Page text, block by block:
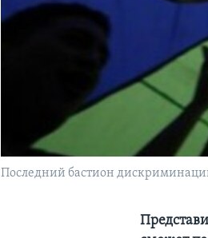
Последний бастион